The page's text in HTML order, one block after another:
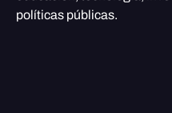
políticas públicas.